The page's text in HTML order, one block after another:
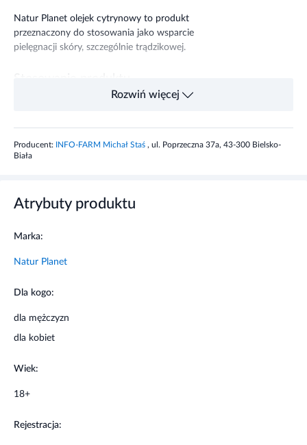
Natur Planet olejek cytrynowy to produkt
przeznaczony do stosowania jako wsparcie
pielęgnacji skóry, szczególnie trądzikowej.
Nie stosować w przypadku nadwrażliwości
Przechowywać w sposób niedostępny dla
Tylko do użytku zewnętrznego.
Chronić przed światłem.
Rozwiń więcej
Producent: INFO-FARM Michał Staś , ul. Poprzeczna 37a, 43-300 Bielsko-
Biała
Atrybuty produktu
Marka:
Natur Planet
Dla kogo:
dla mężczyzn
dla kobiet
Wiek:
18+
Rejestracja: